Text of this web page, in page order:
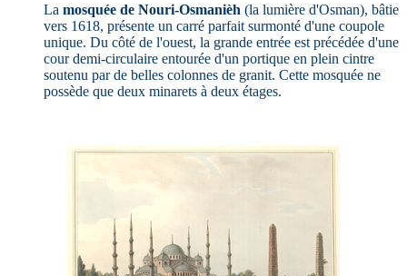
La mosquée de Nouri-Osmanièh (la lumière d'Osman), bâtie
vers 1618, présente un carré parfait surmonté d'une coupole
unique. Du côté de l'ouest, la grande entrée est précédée d'une
cour demi-circulaire entourée d'un portique en plein cintre
soutenu par de belles colonnes de granit. Cette mosquée ne
possède que deux minarets à deux étages.